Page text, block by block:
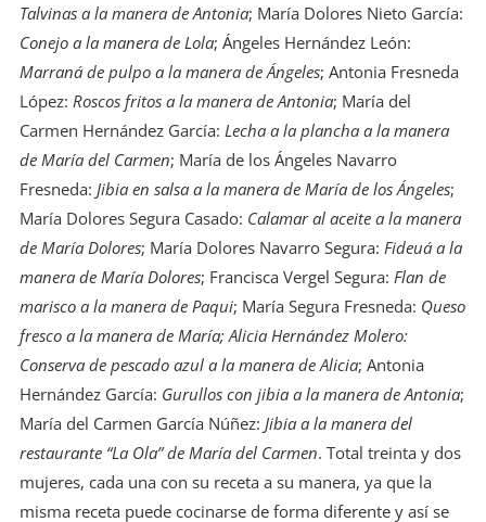
Talvinas a la manera de Antonia; María Dolores Nieto García:
Conejo a la manera de Lola; Ángeles Hernández León:
Marraná de pulpo a la manera de Ángeles; Antonia Fresneda
López: Roscos fritos a la manera de Antonia; María del
Carmen Hernández García: Lecha a la plancha a la manera
de María del Carmen; María de los Ángeles Navarro
Fresneda: Jibia en salsa a la manera de María de los Ángeles;
María Dolores Segura Casado: Calamar al aceite a la manera
de María Dolores; María Dolores Navarro Segura: Fideuá a la
manera de María Dolores; Francisca Vergel Segura: Flan de
marisco a la manera de Paqui; María Segura Fresneda: Queso
fresco a la manera de María; Alicia Hernández Molero:
Conserva de pescado azul a la manera de Alicia; Antonia
Hernández García: Gurullos con jibia a la manera de Antonia;
María del Carmen García Núñez: Jibia a la manera del
restaurante “La Ola” de María del Carmen. Total treinta y dos
mujeres, cada una con su receta a su manera, ya que la
misma receta puede cocinarse de forma diferente y así se